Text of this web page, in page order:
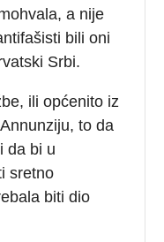
a nije
bili oni
Srbi.
ili općenito iz
to da
da bi u
sretno
biti dio